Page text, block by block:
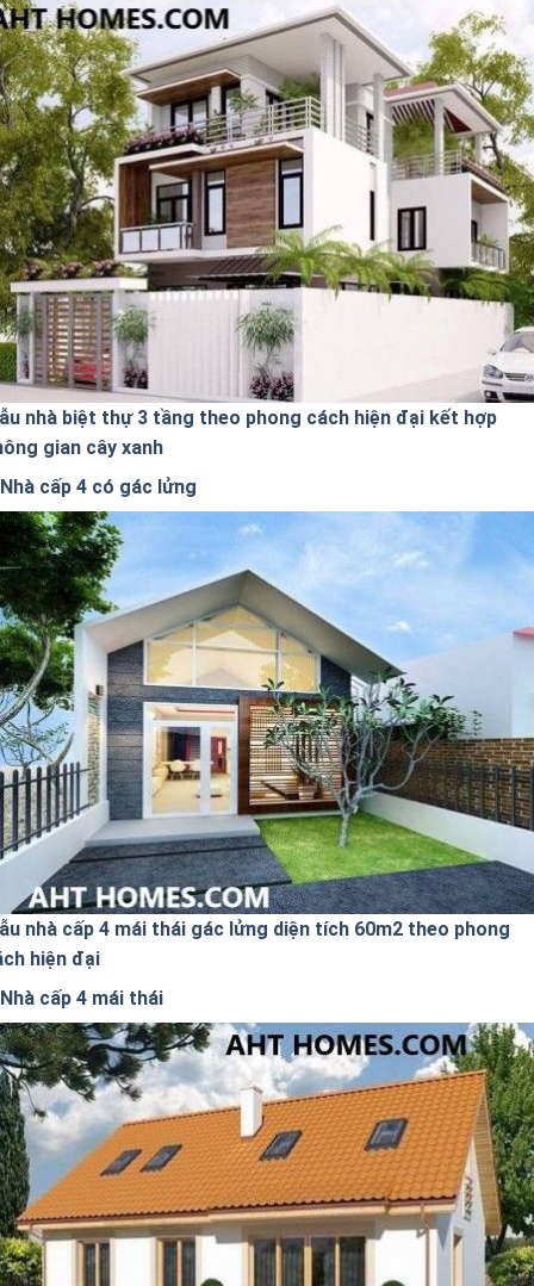
nhà biệt thự 3 tầng theo phong cách hiện đại kết hợp
gian cây xanh
Nhà cấp 4 có gác lửng
nhà cấp 4 mái thái gác lửng diện tích 60m2 theo phong
hiện đại
Nhà cấp 4 mái thái